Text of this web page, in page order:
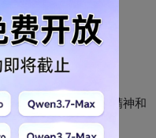
理和分析;
模具备良好的合作精神和